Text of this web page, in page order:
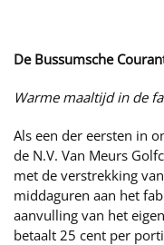
De Bussumsche
Warme maaltijd in de
Als een der eersten in
de N.V. Van Meurs
met de verstrekking
middaguren aan het
aanvulling van het
betaalt 25 cent per